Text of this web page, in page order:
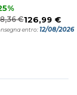
€126,99 €
entro:12/08/2026